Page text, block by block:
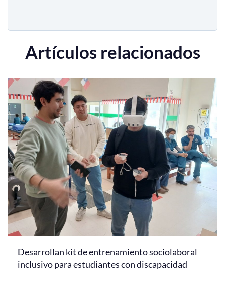
Artículos relacionados
Desarrollan kit de entrenamiento sociolaboral
inclusivo para estudiantes con discapacidad